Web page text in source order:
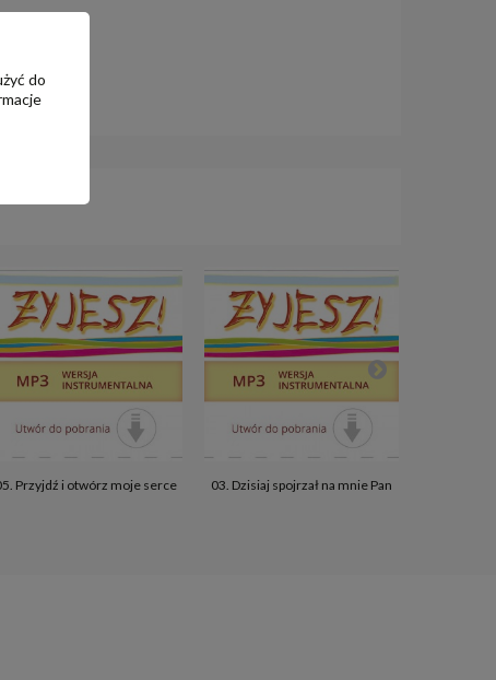
Przyjdź i otwórz moje serce 03. Dzisiaj spojrzał na mnie Pan
do